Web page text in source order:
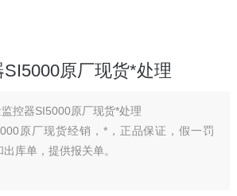
原厂现货*处理
控器SI5000原厂现货*处理
原厂现货经销，*，正品保证，假一罚
库单，提供报关单。